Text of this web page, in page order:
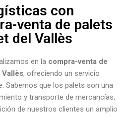
con
venta de palets
del Vallès
en la compra-venta de
Vallès, ofreciendo un servicio
Sabemos que los palets son una
y transporte de mercancías,
de nuestros clientes un amplio